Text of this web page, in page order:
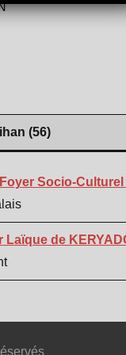
(56)
Socio-Culturel
Laïque de